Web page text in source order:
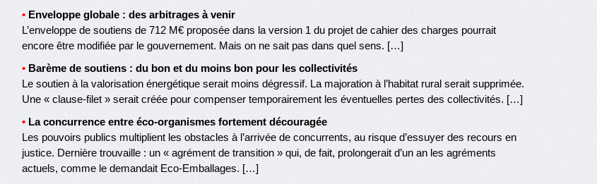
•Enveloppe globale : des arbitrages à venir
L’enveloppe de soutiens de 712 M€ proposée dans la version 1 du projet de cahier des charges pourrait
encore être modifiée par le gouvernement. Mais on ne sait pas dans quel sens. […]
•Barème de soutiens : du bon et du moins bon pour les collectivités
Le soutien à la valorisation énergétique serait moins dégressif. La majoration à l’habitat rural serait supprimée.
Une « clause-filet » serait créée pour compenser temporairement les éventuelles pertes des collectivités. […]
•La concurrence entre éco-organismes fortement découragée
Les pouvoirs publics multiplient les obstacles à l’arrivée de concurrents, au risque d’essuyer des recours en
justice. Dernière trouvaille : un « agrément de transition » qui, de fait, prolongerait d’un an les agréments
actuels, comme le demandait Eco-Emballages. […]